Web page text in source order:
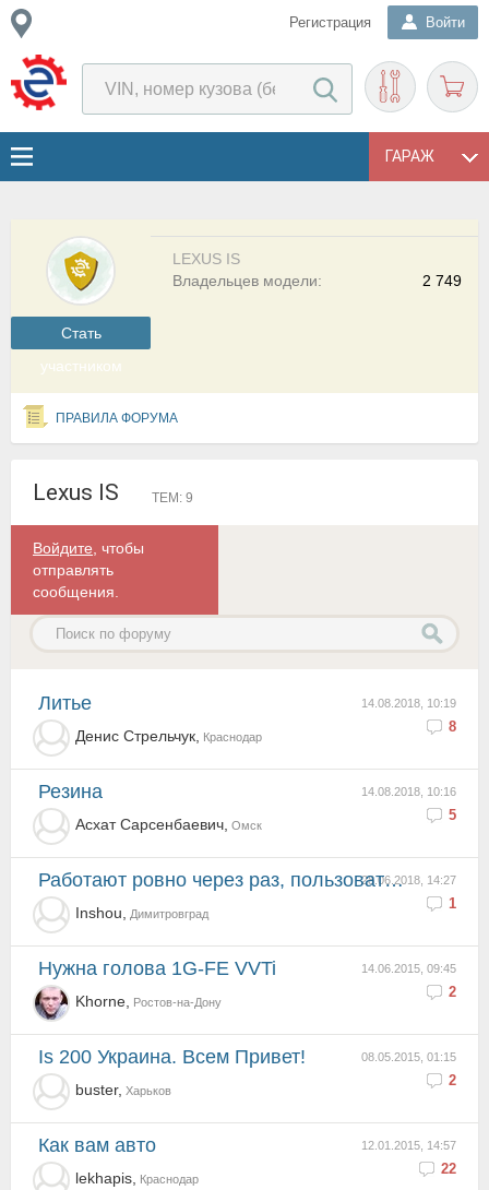
Регистрация Войти
ГАРАЖ
Cтать
участником
LEXUS IS
2 749
Владельцев модели:
ПРАВИЛА ФОРУМА
Lexus IS ТЕМ: 9
Войдите , чтобы
отправлять
сообщения.
14.08.2018, 10:19
8
Литье
Денис Стрельчук, Краснодар
14.08.2018, 10:16
5
Резина
Асхат Сарсенбаевич, Омск
28.06.2018, 14:27
1
Работают ровно через раз, пользоваться если нет других вариантов
Inshou, Димитровград
14.06.2015, 09:45
2
Нужна голова 1G-FE VVTi
Khorne, Ростов-на-Дону
08.05.2015, 01:15
2
Is 200 Украина. Всем Привет!
buster, Харьков
12.01.2015, 14:57
22
как вам авто
lekhapis, Краснодар